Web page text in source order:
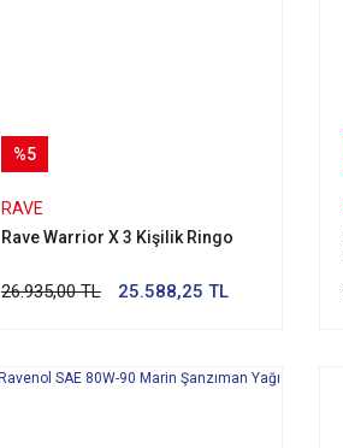
%5
RAVE
Rave Warrior X 3 Kişilik Ringo
26.935,00 TL 25.588,25 TL